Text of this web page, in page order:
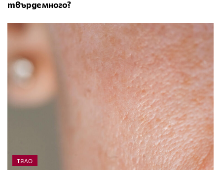
твърде много?
ТЯЛО